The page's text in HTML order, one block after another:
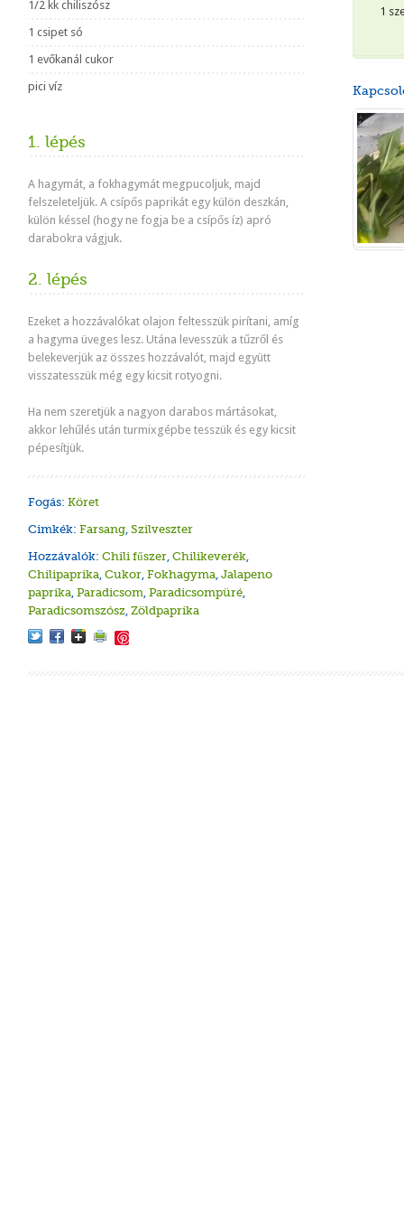
1/2 kk chiliszósz
1 csipet só
1 evőkanál cukor
pici víz
1. lépés
A hagymát, a fokhagymát megpucoljuk, majd
felszeleteljük. A csípős paprikát egy külön deszkán,
külön késsel (hogy ne fogja be a csípős íz) apró
darabokra vágjuk.
2. lépés
Ezeket a hozzávalókat olajon feltesszük pirítani, amíg
a hagyma üveges lesz. Utána levesszük a tűzről és
belekeverjük az összes hozzávalót, majd együtt
visszatesszük még egy kicsit rotyogni.
Ha nem szeretjük a nagyon darabos mártásokat,
akkor lehűlés után turmixgépbe tesszük és egy kicsit
pépesítjük.
Fogás: Köret
Cimkék: Farsang, Szilveszter
Hozzávalók: Chili fűszer, Chilikeverék,
Chilipaprika, Cukor, Fokhagyma, Jalapeno
paprika, Paradicsom, Paradicsompüré,
Paradicsomszósz, Zöldpaprika
1